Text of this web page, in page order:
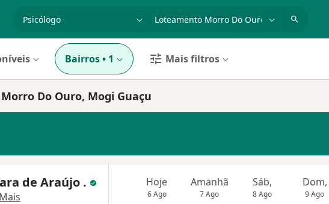
especialidade, doença ou nome
Bairros• 1 Mais filtros
Do Ouro, Mogi Guaçu
de Araújo .
Mais
Hoje
6 Ago
Amanhã
7 Ago
Sáb,
8 Ago
Dom,
9 Ago